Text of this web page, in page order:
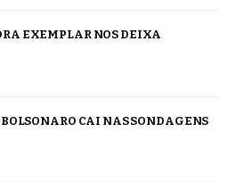
EXEMPLAR NOS DEIXA
CAI NAS SONDAGENS